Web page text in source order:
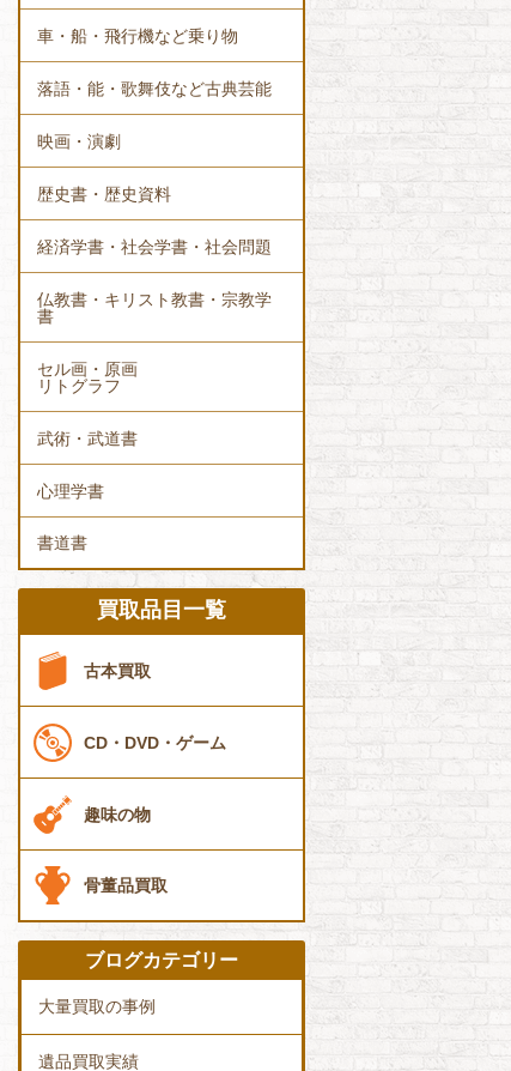
車・船・飛行機など乗り物
落語・能・歌舞伎など古典芸能
映画・演劇
歴史書・歴史資料
経済学書・社会学書・社会問題
仏教書・キリスト教書・宗教学
書
セル画・原画
リトグラフ
武術・武道書
心理学書
書道書
買取品目一覧
古本買取
CD・DVD・ゲーム
趣味の物
骨董品買取
ブログカテゴリー
大量買取の事例
遺品買取実績